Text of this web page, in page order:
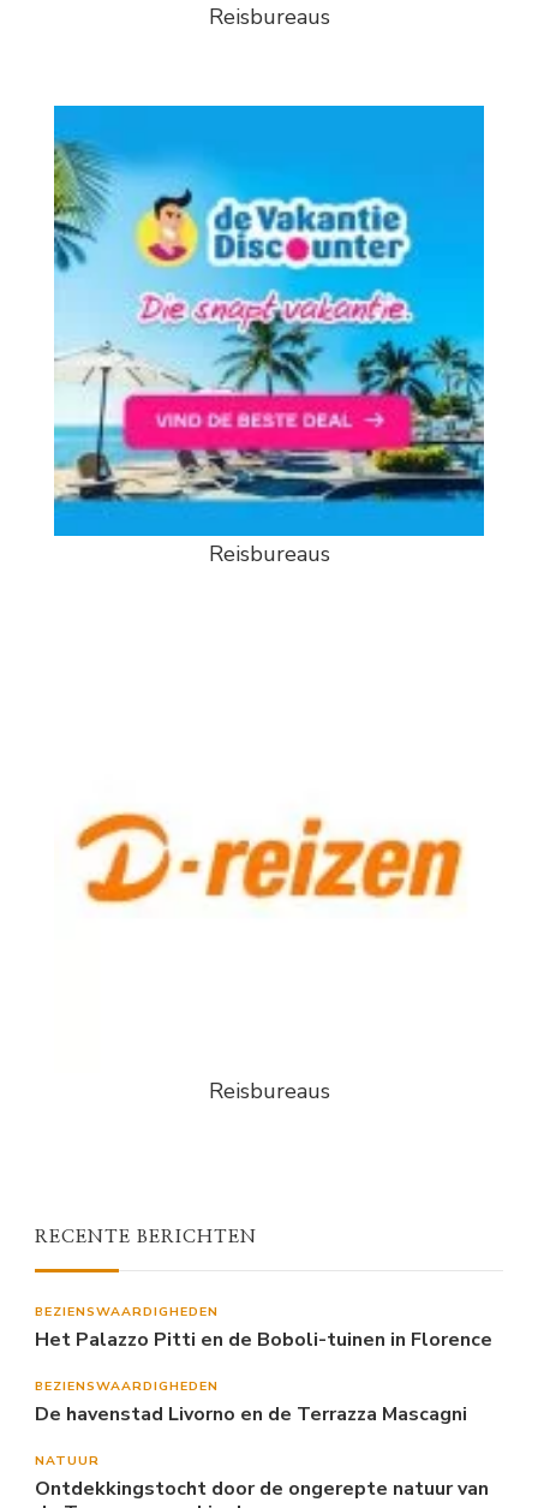
Reisbureaus
Reisbureaus
Reisbureaus
RECENTE BERICHTEN
BEZIENSWAARDIGHEDEN
Het Palazzo Pitti en de Boboli-tuinen in Florence
BEZIENSWAARDIGHEDEN
De havenstad Livorno en de Terrazza Mascagni
NATUUR
Ontdekkingstocht door de ongerepte natuur van